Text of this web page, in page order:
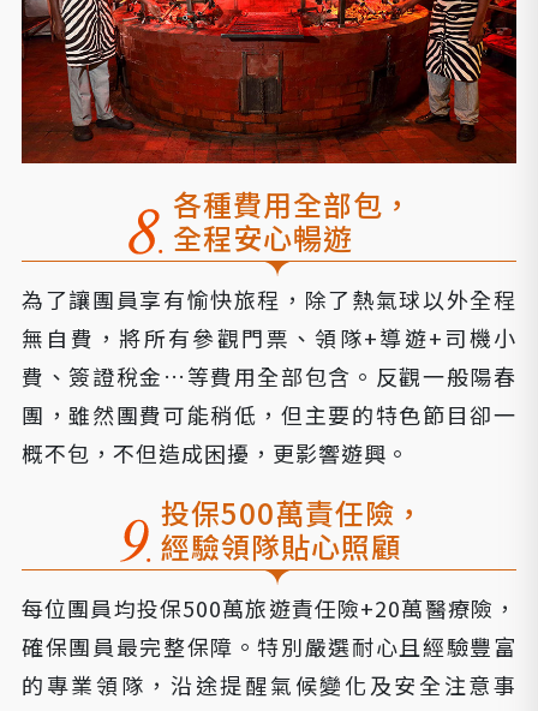
各種費用全部包，
全程安心暢遊
為了讓團員享有愉快旅程，除了熱氣球以外全程
無自費，將所有參觀門票、領隊+導遊+司機小
費、簽證稅金…等費用全部包含。反觀一般陽春
團，雖然團費可能稍低，但主要的特色節目卻一
概不包，不但造成困擾，更影響遊興。
投保500萬責任險，
經驗領隊貼心照顧
每位團員均投保500萬旅遊責任險+20萬醫療險，
確保團員最完整保障。特別嚴選耐心且經驗豐富
的專業領隊，沿途提醒氣候變化及安全注意事